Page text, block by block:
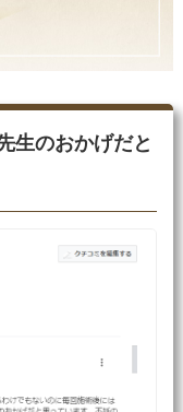
生のおかげだと